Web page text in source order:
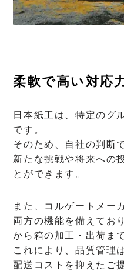
柔軟で高い対応
日本紙工は、特定のグ
です。
そのため、自社の判断
新たな挑戦や将来への
とができます。
また、コルゲートメー
両方の機能を備えてお
から箱の加工・出荷ま
これにより、品質管理
配送コストを抑えたご